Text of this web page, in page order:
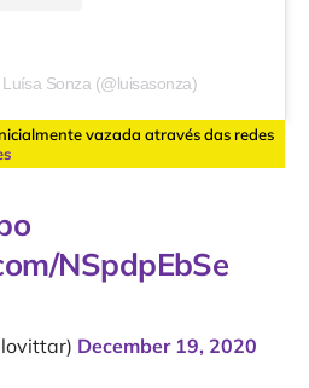
Sonza (@luisasonza)
vazada através das redes
NSpdpEbSe
December 19, 2020